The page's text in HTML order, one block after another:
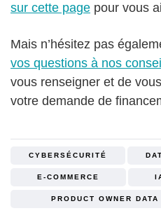
sur cette page pour vous
Mais n’hésitez pas
vos questions à nos
vous renseigner et de
votre demande de
CYBERSÉCURITÉ
E-COMMERCE
PRODUCT OWNER DATA